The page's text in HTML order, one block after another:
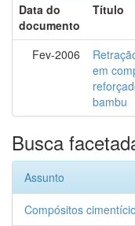
Data do
documento
Título
Fev-2006
em
bambu
Busca
Assunto
Compósitos